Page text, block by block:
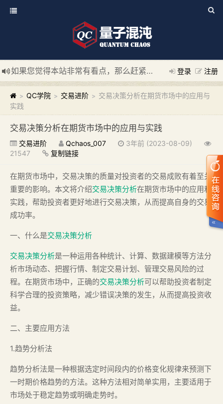
登录 注册
如果您觉得本站非常有看点，那么赶紧使用Ctrl+D 收藏我们吧
新添加量子混沌系统板块，欢迎大家访问！
---“量子混沌系
> QC学院 > 交易进阶 > 交易决策分析在期货市场中的应用与
实践
交易决策分析在期货市场中的应用与实践
交易进阶 Qchaos_007
3年前 (2023-08-09)
21547
复制链接
在期货市场中，交易决策的质量对投资者的交易成败有着至关
重要的影响。本文将介绍交易决策分析在期货市场中的应用和
实践，帮助投资者更好地进行交易决策，从而提高自身的交易
成功率。
一、什么是交易决策分析
交易决策分析是一种运用各种统计、计算、数据建模等方法分
析市场动态、把握行情、制定交易计划、管理交易风险的过
程。在期货市场中，正确的交易决策分析可以帮助投资者制定
科学合理的投资策略，减少错误决策的发生，从而提高投资收
益。
二、主要应用方法
1.趋势分析法
趋势分析法是一种根据选定时间段内的价格变化规律来预测下
一时期价格趋势的方法。这种方法相对简单实用，主要适用于
市场处于稳定趋势或明确走势时。